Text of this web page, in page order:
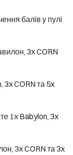
балів у пулі
3x CORN
3x CORN та 5x
1x Babylon, 3x
3x CORN та 3x